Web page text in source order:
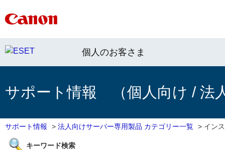
個人のお客さま
サポート情報 （個人向け / 法
サポート情報 > 法人向けサーバー専用製品 カテゴリー一覧 > イン
キーワード検索